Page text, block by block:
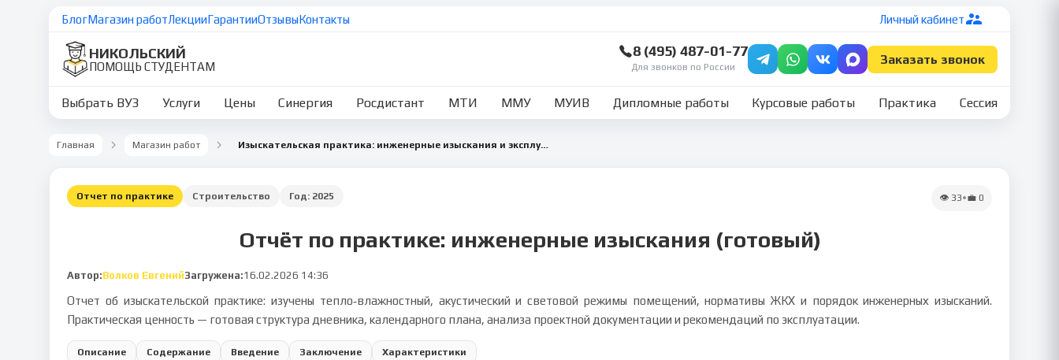
БлогМагазин работЛекцииГарантииОтзывыКонтакты Личный кабинет
НИКОЛЬСКИЙ
ПОМОЩЬ СТУДЕНТАМ
8 (495) 487-01-77
Для звонков по России
Заказать звонок
Выбрать ВУЗ Услуги Цены Синергия Росдистант МТИ ММУ МУИВ Дипломные работы Курсовые работы Практика Сессия
Главная Магазин работ Изыскательская практика: инженерные изыскания и эксплуатация зданий
Отчет по практике Строительство Год: 2025 👁 33•💼 0
Отчёт по практике: инженерные изыскания (готовый)
Автор:Волков ЕвгенийЗагружена:16.02.2026 14:36
Отчет об изыскательской практике: изучены тепло‑влажностный, акустический и световой режимы помещений, нормативы ЖКХ и порядок инженерных изысканий.
Практическая ценность — готовая структура дневника, календарного плана, анализа проектной документации и рекомендаций по эксплуатации.
Описание Содержание Введение Заключение Характеристики